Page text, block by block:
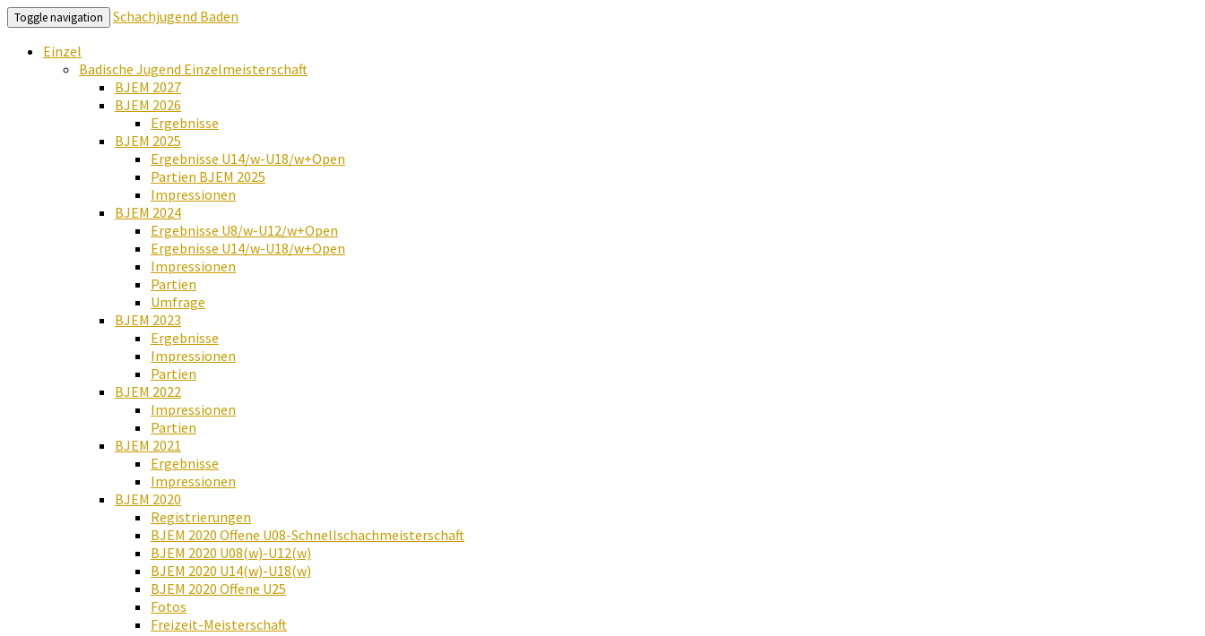
Toggle navigation
Schachjugend Baden
Einzel
Badische Jugend Einzelmeisterschaft
BJEM 2027
BJEM 2026
Ergebnisse
BJEM 2025
Ergebnisse U14/w-U18/w+Open
Partien BJEM 2025
Impressionen
BJEM 2024
Ergebnisse U8/w-U12/w+Open
Ergebnisse U14/w-U18/w+Open
Impressionen
Partien
Umfrage
BJEM 2023
Ergebnisse
Impressionen
Partien
BJEM 2022
Impressionen
Partien
BJEM 2021
Ergebnisse
Impressionen
BJEM 2020
Registrierungen
BJEM 2020 Offene U08-Schnellschachmeisterschaft
BJEM 2020 U08(w)-U12(w)
BJEM 2020 U14(w)-U18(w)
BJEM 2020 Offene U25
Fotos
Freizeit-Meisterschaft